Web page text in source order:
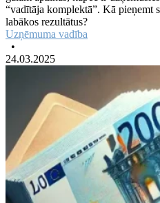
“vadītāja komplektā”. Kā pieņemt
labākos rezultātus?
Uzņēmuma vadība
•
24.03.2025